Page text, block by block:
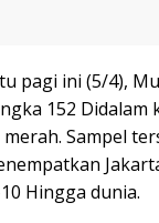
pagi ini (5/4),
152 Didalam
merah. Sampel
Hingga dunia.